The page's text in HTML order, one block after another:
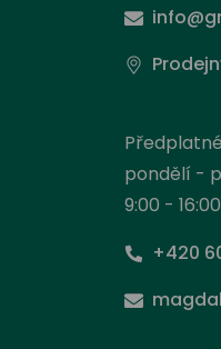
pondělí -
9:00 - 16:00
+420